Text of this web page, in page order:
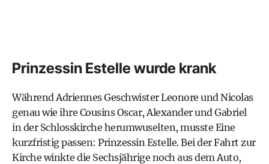
Prinzessin Estelle wurde krank
Während Adriennes Geschwister Leonore und Nicolas
genau wie ihre Cousins Oscar, Alexander und Gabriel
in der Schlosskirche herumwuselten, musste Eine
kurzfristig passen: Prinzessin Estelle. Bei der Fahrt zur
Kirche winkte die Sechsjährige noch aus dem Auto,